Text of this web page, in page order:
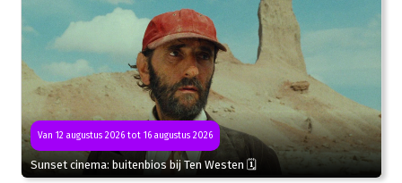
Van 12 augustus 2026 tot 16 augustus 2026
Sunset cinema: buitenbios bij Ten Westen 🗓